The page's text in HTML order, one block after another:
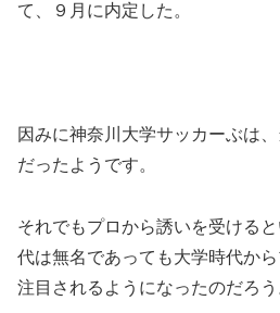
て、９月に内定した。
因みに神奈川大学サッカーぶは
だったようです。
それでもプロから誘いを受ける
代は無名であっても大学時代か
注目されるようになったのだろう